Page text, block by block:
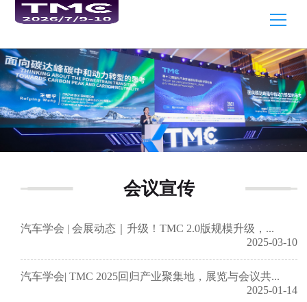
会议宣传
汽车学会 | 会展动态｜升级！TMC 2.0版规模升级，...
2025-03-10
汽车学会| TMC 2025回归产业聚集地，展览与会议共...
2025-01-14